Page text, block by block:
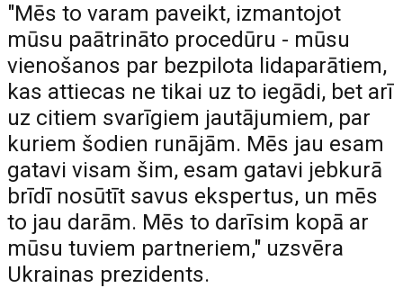
"Mēs to varam paveikt, izmantojot
mūsu paātrināto procedūru - mūsu
vienošanos par bezpilota lidaparātiem,
kas attiecas ne tikai uz to iegādi, bet arī
uz citiem svarīgiem jautājumiem, par
kuriem šodien runājām. Mēs jau esam
gatavi visam šim, esam gatavi jebkurā
brīdī nosūtīt savus ekspertus, un mēs
to jau darām. Mēs to darīsim kopā ar
mūsu tuviem partneriem," uzsvēra
Ukrainas prezidents.